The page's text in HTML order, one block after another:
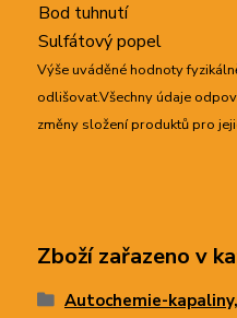
Bod tuhnutí
Sulfátový popel
Výše uváděné hodnoty
odlišovat.Všechny údaje
změny složení produktů pro
Zboží zařazeno v
Autochemie-